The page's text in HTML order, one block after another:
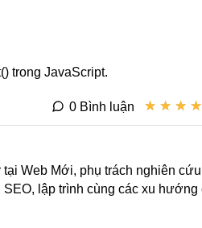
trong JavaScript.
★ ★ ★ ★
★ ★ ★ ★
0 Bình luận
Web Mới, phụ trách nghiên
lập trình cùng các xu hướng